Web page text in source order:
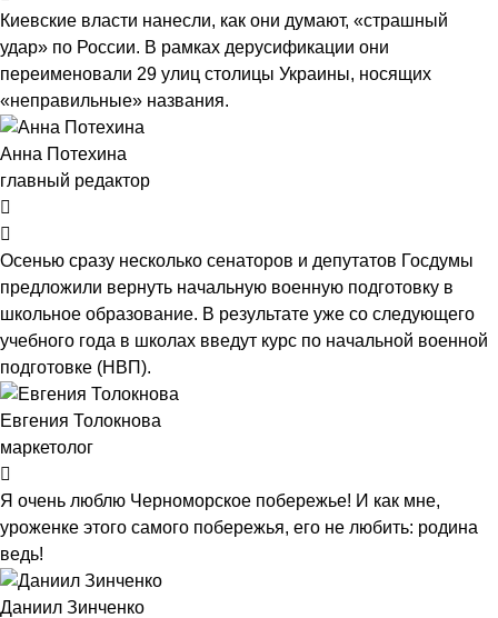
Киевские власти нанесли, как они думают, «страшный
удар» по России. В рамках дерусификации они
переименовали 29 улиц столицы Украины, носящих
«неправильные» названия.
Анна Потехина
главный редактор
Осенью сразу несколько сенаторов и депутатов Госдумы
предложили вернуть начальную военную подготовку в
школьное образование. В результате уже со следующего
учебного года в школах введут курс по начальной военной
подготовке (НВП).
Евгения Толокнова
маркетолог
Я очень люблю Черноморское побережье! И как мне,
уроженке этого самого побережья, его не любить: родина
ведь!
Даниил Зинченко